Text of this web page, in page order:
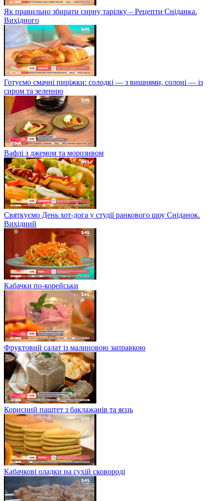
Як правильно збирати сирну тарілку – Рецепти Сніданка.
Вихідного
Готуємо смачні пиріжки: солодкі — з вишнями, солоні — із
сиром та зеленню
Вафлі з джемом та морозивом
Святкуємо День хот-дога у студії ранкового шоу Сніданок.
Вихідний
Кабачки по-корейськи
Фруктовий салат із малиновою заправкою
Корисний паштет з баклажанів та яєць
Кабачкові оладки на сухій сковороді